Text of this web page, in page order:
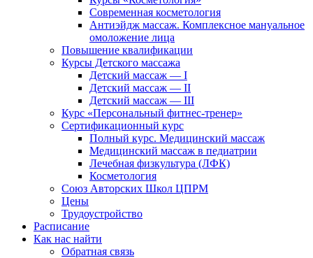
Современная косметология
Антиэйдж массаж. Комплексное мануальное
омоложение лица
Повышение квалификации
Курсы Детского массажа
Детский массаж — I
Детский массаж — II
Детский массаж — III
Курс «Персональный фитнес-тренер»
Сертификационный курс
Полный курс. Медицинский массаж
Медицинский массаж в педиатрии
Лечебная физкультура (ЛФК)
Косметология
Союз Авторских Школ ЦПРМ
Цены
Трудоустройство
Расписание
Как нас найти
Обратная связь